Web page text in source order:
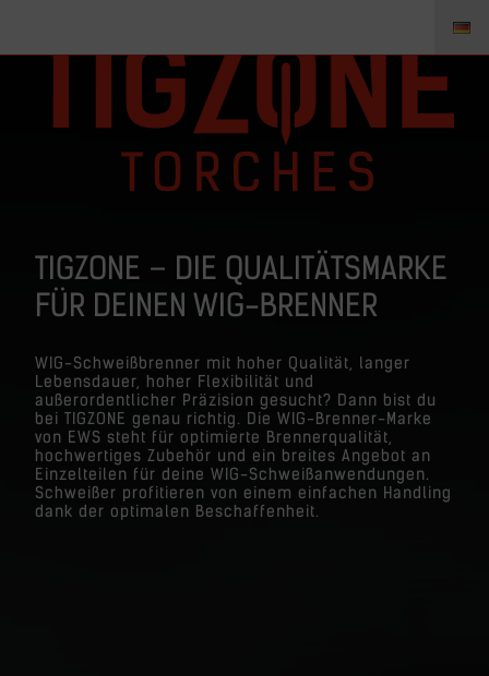
TIGZONE – DIE QUALITÄTSMARKE
FÜR DEINEN WIG-BRENNER
WIG-Schweißbrenner mit hoher Qualität, langer
Lebensdauer, hoher Flexibilität und
außerordentlicher Präzision gesucht? Dann bist du
bei TIGZONE genau richtig. Die WIG-Brenner-Marke
von EWS steht für optimierte Brennerqualität,
hochwertiges Zubehör und ein breites Angebot an
Einzelteilen für deine WIG-Schweißanwendungen.
Schweißer profitieren von einem einfachen Handling
dank der optimalen Beschaffenheit.